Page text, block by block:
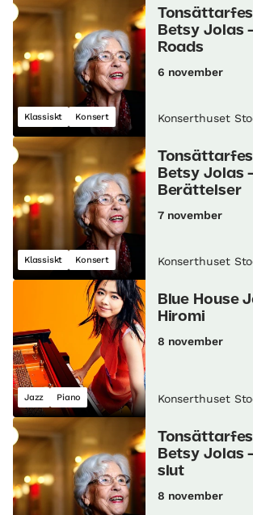
Klassiskt Konsert
Betsy Jolas
Roads
6 november
Konserthuset
Klassiskt Konsert
Betsy Jolas
Berättelser
7 november
Konserthuset
Jazz Piano
Blue House
Hiromi
8 november
Konserthuset
Betsy Jolas
slut
8 november